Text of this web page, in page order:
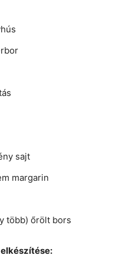
sajt
margarin
több) őrölt bors